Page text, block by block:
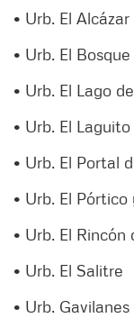
• Urb. El
• Urb. El
• Urb. El Lago
• Urb. El Laguito
• Urb. El Portal
• Urb. El
• Urb. El
• Urb. El Salitre
• Urb. Gavilanes